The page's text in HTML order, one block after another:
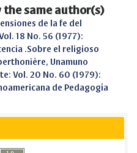
the same author(s)
de la fe del
18 No. 56 (1977):
.Sobre el religioso
Unamuno
Vol. 20 No. 60 (1979):
de Pedagogía